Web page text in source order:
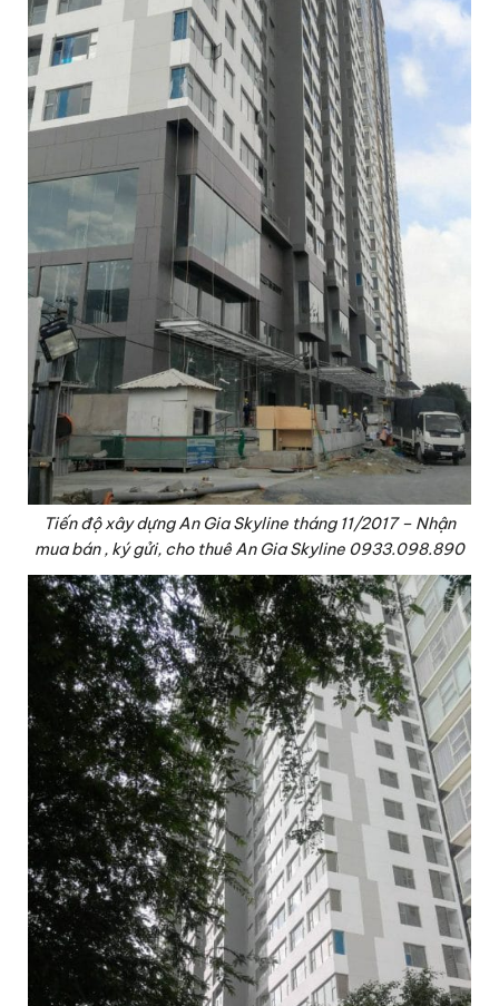
Tiến độ xây dựng An Gia Skyline tháng 11/2017 – Nhận
mua bán , ký gửi, cho thuê An Gia Skyline 0933.098.890